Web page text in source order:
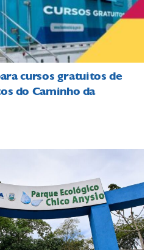
cursos gratuitos de
do Caminho da